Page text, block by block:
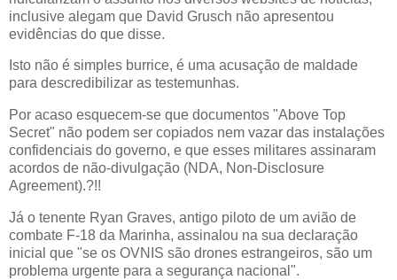
inclusive alegam que David Grusch não apresentou
evidências do que disse.
Isto não é simples burrice, é uma acusação de maldade
para descredibilizar as testemunhas.
Por acaso esquecem-se que documentos "Above Top
Secret" não podem ser copiados nem vazar das instalações
confidenciais do governo, e que esses militares assinaram
acordos de não-divulgação (NDA, Non-Disclosure
Agreement).?!!
Já o tenente Ryan Graves, antigo piloto de um avião de
combate F-18 da Marinha, assinalou na sua declaração
inicial que "se os OVNIS são drones estrangeiros, são um
problema urgente para a segurança nacional".